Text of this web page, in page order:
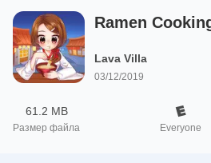
Ramen
Lava Villa
03/12/2019
61.2 MB
Размер файла Everyone